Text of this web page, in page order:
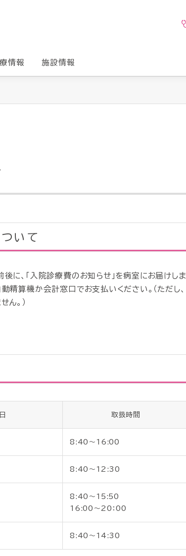
情報 施設情報
いて
に、「入院診療費のお知らせ」を病室にお届けしま
精算機か会計窓口でお支払いください。（ただし、
ん。）
取扱時間
8:40～16:00
8:40～12:30
8:40～15:50
16:00～20：00
8:40～14:30